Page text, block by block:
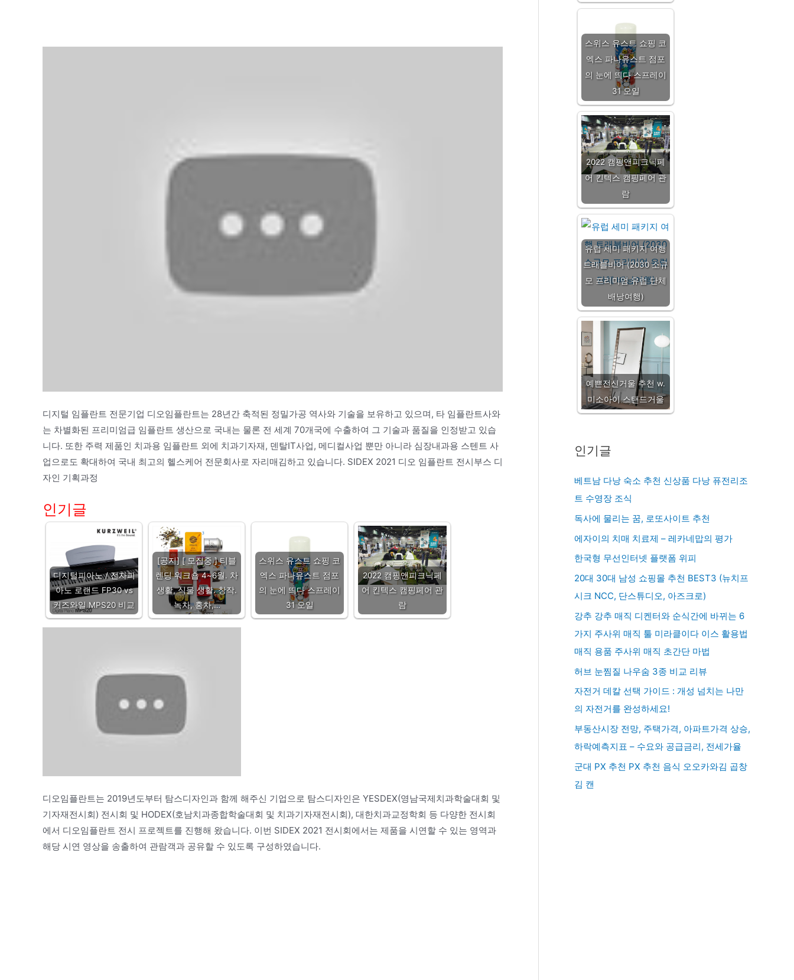
디지털 임플란트 전문기업 디오임플란트는 28년간 축적된 정밀가공 역사와 기술을 보유하고 있으며, 타 임플란트사와
는 차별화된 프리미엄급 임플란트 생산으로 국내는 물론 전 세계 70개국에 수출하여 그 기술과 품질을 인정받고 있습
니다. 또한 주력 제품인 치과용 임플란트 외에 치과기자재, 덴탈IT사업, 메디컬사업 뿐만 아니라 심장내과용 스텐트 사
업으로도 확대하여 국내 최고의 헬스케어 전문회사로 자리매김하고 있습니다. SIDEX 2021 디오 임플란트 전시부스 디
자인 기획과정
인기글
디지털피아노 / 전자피
아노 로랜드 FP30 vs
커즈와일 MPS20 비교
[공지] [ 모집중 ] 티블
렌딩 워크숍 4~6월. 차
생활, 식물 생활. 창작.
녹차, 홍차,…
스위스 유스트 쇼핑 코
엑스 파나유스트 점포
의 눈에 띄다 스프레이
31 오일
2022 캠핑앤피크닉페
어 킨텍스 캠핑페어 관
람
디오임플란트는 2019년도부터 탐스디자인과 함께 해주신 기업으로 탐스디자인은 YESDEX(영남국제치과학술대회 및
기자재전시회) 전시회 및 HODEX(호남치과종합학술대회 및 치과기자재전시회), 대한치과교정학회 등 다양한 전시회
에서 디오임플란트 전시 프로젝트를 진행해 왔습니다. 이번 SIDEX 2021 전시회에서는 제품을 시연할 수 있는 영역과
해당 시연 영상을 송출하여 관람객과 공유할 수 있도록 구성하였습니다.
스위스 유스트 쇼핑 코
엑스 파나유스트 점포
의 눈에 띄다 스프레이
31 오일
2022 캠핑앤피크닉페
어 킨텍스 캠핑페어 관
람
유럽 세미 패키지 여행
트래블비어 (2030 소규
모 프리미엄 유럽 단체
배낭여행)
예쁜전신거울 추천 w.
미소아이 스탠드거울
인기글
베트남 다낭 숙소 추천 신상품 다낭 퓨전리조
트 수영장 조식
독사에 물리는 꿈, 로또사이트 추천
에자이의 치매 치료제 – 레카네맙의 평가
한국형 무선인터넷 플랫폼 위피
20대 30대 남성 쇼핑몰 추천 BEST3 (뉴치프
시크 NCC, 단스튜디오, 아즈크로)
강추 강추 매직 디켄터와 순식간에 바뀌는 6
가지 주사위 매직 툴 미라클이다 이스 활용법
매직 용품 주사위 매직 초간단 마법
허브 눈찜질 나우숨 3종 비교 리뷰
자전거 데칼 선택 가이드 : 개성 넘치는 나만
의 자전거를 완성하세요!
부동산시장 전망, 주택가격, 아파트가격 상승,
하락예측지표 – 수요와 공급금리, 전세가율
군대 PX 추천 PX 추천 음식 오오카와김 곱창
김 캔